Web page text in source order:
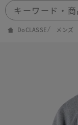
DoCLASSE メンズ